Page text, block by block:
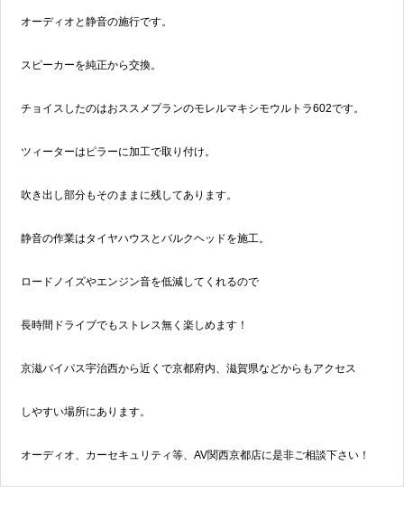
オーディオと静音の施行です。
スピーカーを純正から交換。
チョイスしたのはおススメプランのモレルマキシモウルトラ602です。
ツィーターはピラーに加工で取り付け。
吹き出し部分もそのままに残してあります。
静音の作業はタイヤハウスとバルクヘッドを施工。
ロードノイズやエンジン音を低減してくれるので
長時間ドライブでもストレス無く楽しめます！
京滋バイパス宇治西から近くで京都府内、滋賀県などからもアクセス
しやすい場所にあります。
オーディオ、カーセキュリティ等、AV関西京都店に是非ご相談下さい！